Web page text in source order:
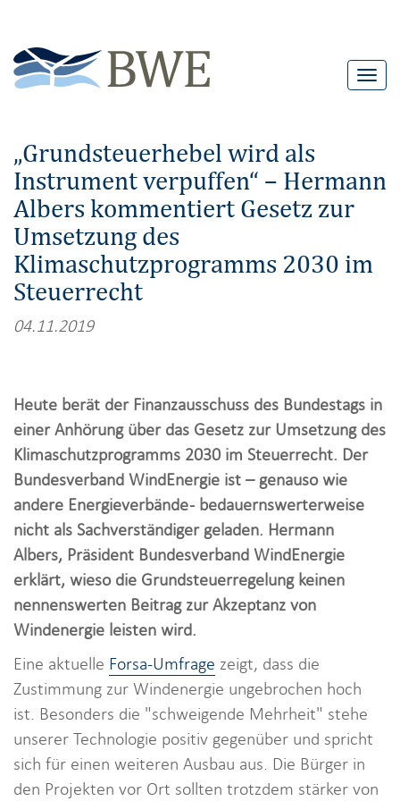
T
l
a
v
o
n
„Grundsteuerhebel wird als
Instrument verpuffen“ – Hermann
Albers kommentiert Gesetz zur
Umsetzung des
Klimaschutzprogramms 2030 im
Steuerrecht
04.11.2019
Heute berät der Finanzausschuss des Bundestags in
einer Anhörung über das Gesetz zur Umsetzung des
Klimaschutzprogramms 2030 im Steuerrecht. Der
Bundesverband WindEnergie ist – genauso wie
andere Energieverbände - bedauernswerterweise
nicht als Sachverständiger geladen. Hermann
Albers, Präsident Bundesverband WindEnergie
erklärt, wieso die Grundsteuerregelung keinen
nennenswerten Beitrag zur Akzeptanz von
Windenergie leisten wird.
Eine aktuelle Forsa-Umfrage zeigt, dass die
Zustimmung zur Windenergie ungebrochen hoch
ist. Besonders die "schweigende Mehrheit" stehe
unserer Technologie positiv gegenüber und spricht
sich für einen weiteren Ausbau aus. Die Bürger in
den Projekten vor Ort sollten trotzdem stärker von